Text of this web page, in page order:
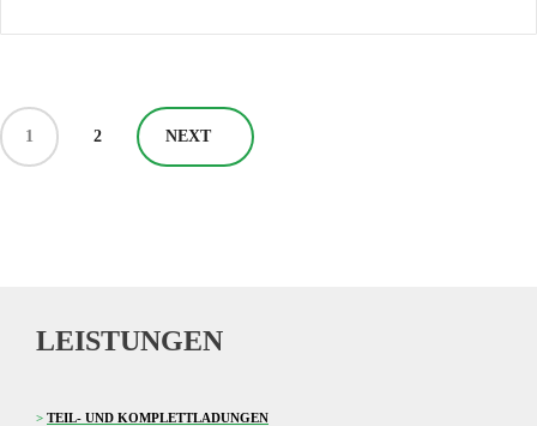
1 2 NEXT
LEISTUNGEN
> TEIL- UND KOMPLETTLADUNGEN